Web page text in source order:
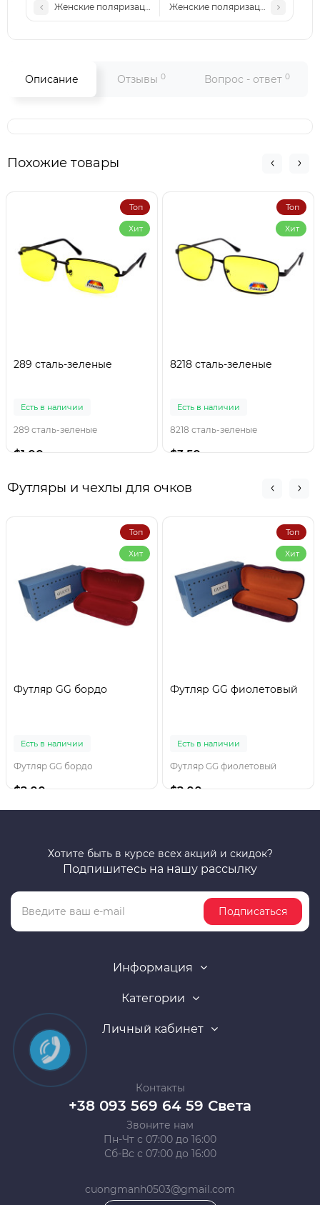
Женские поляризационные солнцезащитные очки Pr
Женские поляризационные
Описание Отзывы 0 Вопрос - ответ 0
Похожие товары
Топ
Хит
289 сталь-зеленые
Есть в наличии
289 сталь-зеленые
$1.00
Топ
Хит
8218 сталь-зеленые
Есть в наличии
8218 сталь-зеленые
$3.50
Футляры и чехлы для очков
Топ
Хит
Футляр GG бордо
Есть в наличии
Футляр GG бордо
$2.00
Топ
Хит
Футляр GG фиолетовый
Есть в наличии
Футляр GG фиолетовый
$2.00
Хотите быть в курсе всех акций и скидок?
Подпишитесь на нашу рассылку
Подписаться
Информация
Категории
Личный кабинет
Контакты
+38 093 569 64 59 Света
Звоните нам
Пн-Чт с 07:00 до 16:00
Сб-Вс с 07:00 до 16:00
cuongmanh0503@gmail.com